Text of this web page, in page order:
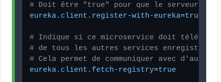
# Doit être "true" pour que le serveur
eureka.client.register-with-eureka=true
# Indique si ce microservice doit
# de tous les autres services enregistrés
# Cela permet de communiquer avec
eureka.client.fetch-registry=true